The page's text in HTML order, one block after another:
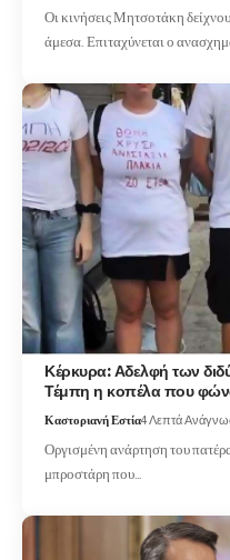
Οι κινήσεις Μητσοτάκη
άμεσα. Επιταχύνεται ο
Κέρκυρα: Αδελφή των
Τέμπη η κοπέλα που
Καστοριανή Εστία4 Λεπτά
Οργισμένη ανάρτηση του
μπροστάρη που…